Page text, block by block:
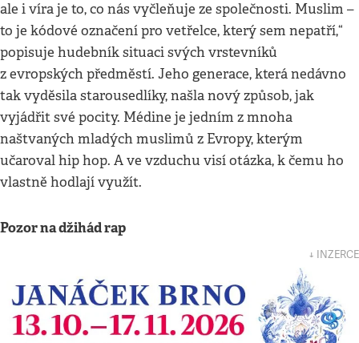
ale i víra je to, co nás vyčleňuje ze společnosti. Muslim –
to je kódové označení pro vetřelce, který sem nepatří,“
popisuje hudebník situaci svých vrstevníků
z evropských předměstí. Jeho generace, která nedávno
tak vyděsila starousedlíky, našla nový způsob, jak
vyjádřit své pocity. Médine je jedním z mnoha
naštvaných mladých muslimů z Evropy, kterým
učaroval hip hop. A ve vzduchu visí otázka, k čemu ho
vlastně hodlají využít.
Pozor na džihád rap
↓ INZERCE